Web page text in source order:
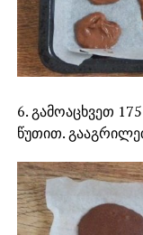
6. გამოაცხვეთ
წუთით.